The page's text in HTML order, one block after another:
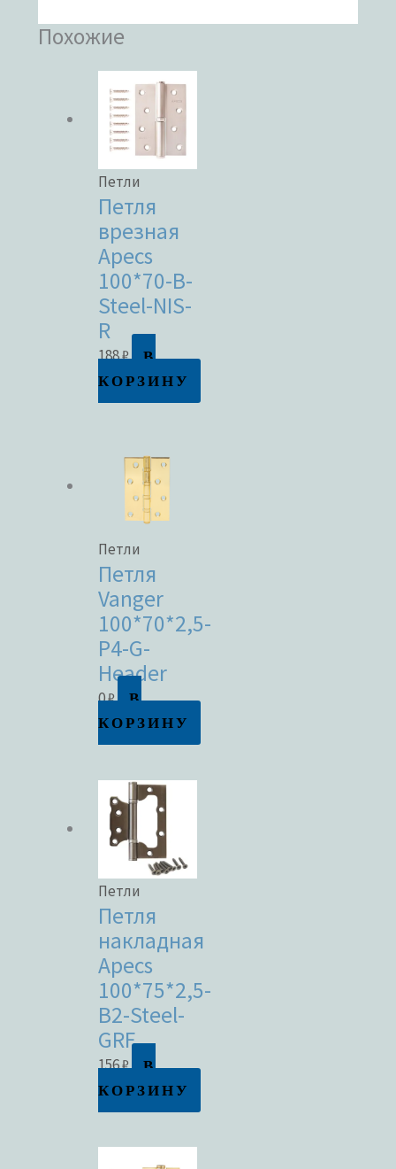
Похожие
Петли
Петля
врезная
Apecs
100*70-B-
Steel-NIS-
R
188₽
В
КОРЗИНУ
Петли
Петля
Vanger
100*70*2,5-
P4-G-
Header
0₽
В
КОРЗИНУ
Петли
Петля
накладная
Apecs
100*75*2,5-
B2-Steel-
GRF
156₽
В
КОРЗИНУ